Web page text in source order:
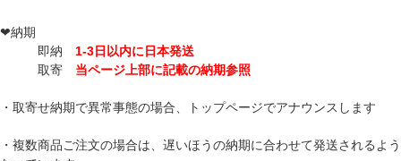
❤納期
即納 1-3日以内に日本発送
取寄 当ページ上部に記載の納期参照
・取寄せ納期で異常事態の場合、トップページでアナウンスします
・複数商品ご注文の場合は、遅いほうの納期に合わせて発送されるよう